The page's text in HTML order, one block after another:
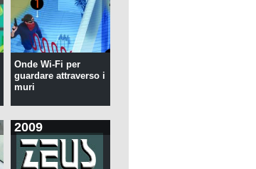
Onde Wi-Fi per
guardare attraverso i
muri
2009